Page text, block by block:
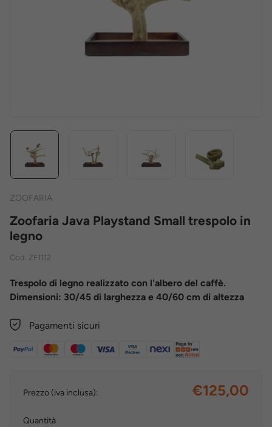
ZOOFARIA
Zoofaria Java Playstand Small trespolo in
legno
Cod. ZF1112
Trespolo di legno realizzato con l'albero del caffè.
Dimensioni: 30/45 di larghezza e 40/60 cm di altezza
Pagamenti sicuri
Prezzo (iva inclusa): €125,00
Quantità